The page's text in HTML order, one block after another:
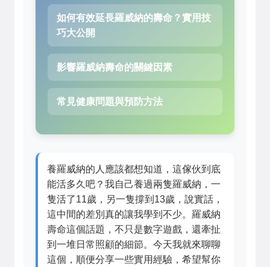
如何有效延長羅威納的壽命？實用技
巧大公開
影響羅威納壽命的關鍵因素
常見健康問題與預防方法
養羅威納的人應該都想知道，這傢伙到底
能活多久吧？我自己養過兩隻羅威納，一
隻活了11歲，另一隻撐到13歲，說實話，
這中間的差別真的讓我學到不少。羅威納
壽命這個話題，不只是數字遊戲，還牽扯
到一堆日常照顧的細節。今天我就來聊聊
這個，順便分享一些實用經驗，希望幫你